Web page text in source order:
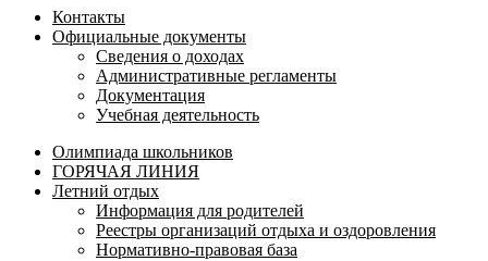
Контакты
Официальные документы
Сведения о доходах
Административные регламенты
Документация
Учебная деятельность
Олимпиада школьников
ГОРЯЧАЯ ЛИНИЯ
Летний отдых
Информация для родителей
Реестры организаций отдыха и оздоровления
Нормативно-правовая база